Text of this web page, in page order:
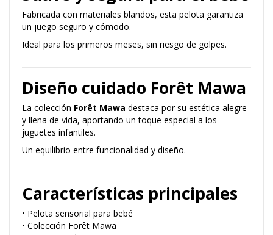
Fabricada con materiales blandos, esta pelota garantiza
un juego seguro y cómodo.
Ideal para los primeros meses, sin riesgo de golpes.
Diseño cuidado Forêt Mawa
La colección Forêt Mawa destaca por su estética alegre
y llena de vida, aportando un toque especial a los
juguetes infantiles.
Un equilibrio entre funcionalidad y diseño.
Características principales
• Pelota sensorial para bebé
• Colección Forêt Mawa